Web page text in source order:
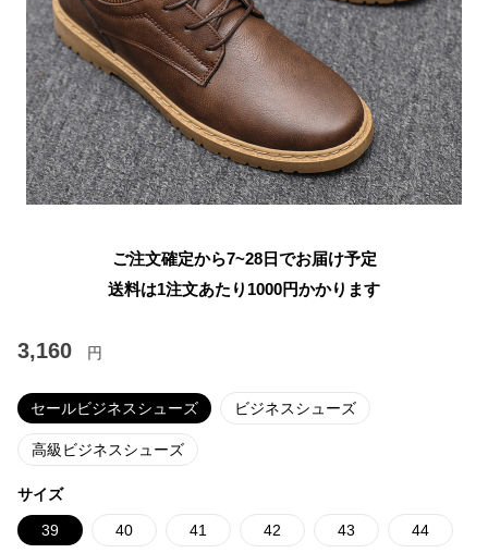
ご注文確定から7~28日でお届け予定
送料は1注文あたり 1000円かかります
3,160 円
セールビジネスシューズ ビジネスシューズ
高級ビジネスシューズ
サイズ
39 40 41 42 43 44